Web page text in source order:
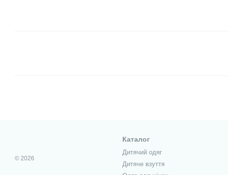
© 2026
Каталог
Дитячий одяг
Дитяче взуття